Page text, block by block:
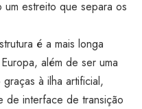
estreito que separa os
é a mais longa
além de ser uma
à ilha artificial,
de interface de transição